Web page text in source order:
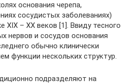
основания черепа,
сосудистых заболеваниях)
XIX – XX веков [1]. Ввиду тесного
нервов и сосудов основания
обычно клинически
функции нескольких структур.
подразделяют на